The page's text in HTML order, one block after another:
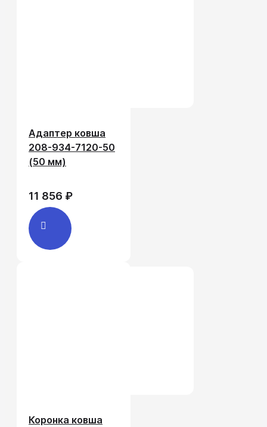
Адаптер ковша
208-934-7120-50
(50 мм)
11 856 ₽
Коронка ковша